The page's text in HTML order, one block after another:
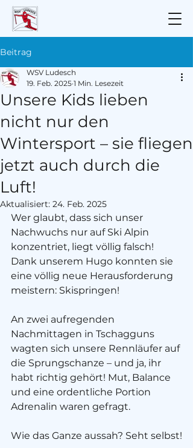
Beitrag
Unsere Kids lieben
nicht nur den
Wintersport – sie fliegen
jetzt auch durch die
Luft!
WSV Ludesch
19. Feb. 2025 1 Min. Lesezeit
Aktualisiert: 24. Feb. 2025
Wer glaubt, dass sich unser
Nachwuchs nur auf Ski Alpin
konzentriet, liegt völlig falsch!
Dank unserem Hugo konnten sie
eine völlig neue Herausforderung
meistern: Skispringen!
An zwei aufregenden
Nachmittagen in Tschagguns
wagten sich unsere Rennläufer auf
die Sprungschanze – und ja, ihr
habt richtig gehört! Mut, Balance
und eine ordentliche Portion
Adrenalin waren gefragt.
Wie das Ganze aussah? Seht selbst!